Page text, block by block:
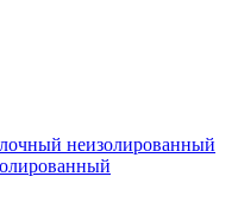
неизолированный